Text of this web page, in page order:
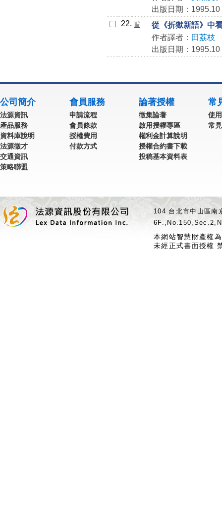
出版日期：1995.10
22.
從《折獄新語》中
作者譯者： 田荔枝
出版日期：1995.10
公司簡介
法源資訊
產品服務
資料庫說明
法源徵才
交通資訊
策略聯盟
會員服務
申請流程
會員條款
授權費用
付款方式
論著授權
徵集論著
啟用授權專區
權利金計算說明
授權合約書下載
投稿基本資料表
常
使
常
104 台北市中山區
本網站智慧財產權
未經正式書面授權